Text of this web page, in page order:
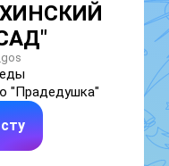
"Прадедушка"